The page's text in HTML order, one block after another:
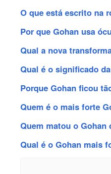
O que está escrito na
Por que Gohan usa
Qual a nova
Qual é o significado
Porque Gohan ficou
Quem é o mais forte
Quem matou o Gohan
Qual é o Gohan mais